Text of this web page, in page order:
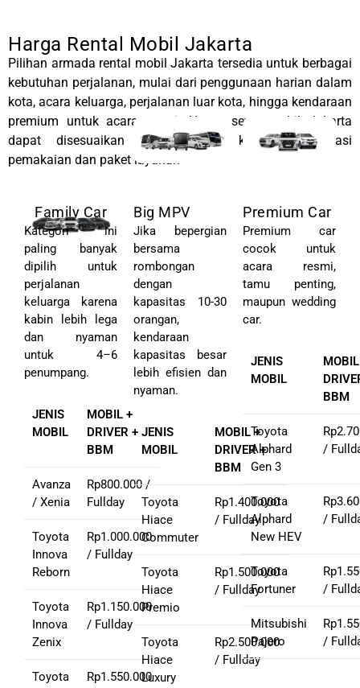
Harga Rental Mobil Jakarta
Pilihan armada rental mobil Jakarta tersedia untuk berbagai
kebutuhan perjalanan, mulai dari penggunaan harian dalam
kota, acara keluarga, perjalanan luar kota, hingga kendaraan
premium untuk acara resmi. Harga sewa mobil Jakarta
dapat disesuaikan dengan jenis kendaraan, durasi
pemakaian dan paket layanan
Family Car
Kategori ini
paling banyak
dipilih untuk
perjalanan
keluarga karena
kabin lebih lega
dan nyaman
untuk 4–6
penumpang.
JENIS
MOBIL
MOBIL +
DRIVER +
BBM
Avanza
/ Xenia
Rp800.000 /
Fullday
Toyota
Innova
Reborn
Rp1.000.000
/ Fullday
Toyota
Innova
Zenix
Rp1.150.000
/ Fullday
Toyota
Rp1.550.000
Big MPV
Jika bepergian
bersama
rombongan
dengan
kapasitas 10-30
orangan,
kendaraan
kapasitas besar
lebih efisien dan
nyaman.
JENIS
MOBIL
MOBIL +
DRIVER +
BBM
Toyota
Hiace
Commuter
Rp1.400.000
/ Fullday
Toyota
Hiace
Premio
Rp1.500.000
/ Fullday
Toyota
Hiace
Luxury
Rp2.500.000
/ Fullday
Premium Car
Premium car
cocok untuk
acara resmi,
tamu penting,
maupun wedding
car.
JENIS
MOBIL
BBM
Toyota
Alphard
Gen 3
/
Toyota
Alphard
New HEV
/
Toyota
Fortuner
/
Mitsubishi
Pajero
/